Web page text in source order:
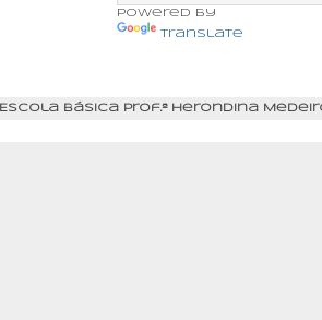
Powered by
Translate
Escola Básica Prof.ª Herondina